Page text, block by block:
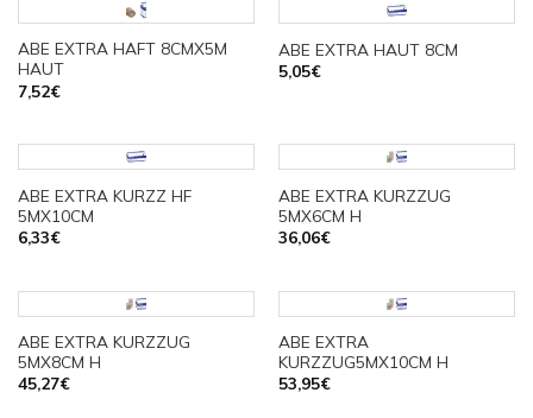
ABE EXTRA HAFT 8CMX5M
HAUT
7,52€
ABE EXTRA HAUT 8CM
5,05€
ABE EXTRA KURZZ HF
5MX10CM
6,33€
ABE EXTRA KURZZUG
5MX6CM H
36,06€
ABE EXTRA KURZZUG
5MX8CM H
45,27€
ABE EXTRA
KURZZUG5MX10CM H
53,95€